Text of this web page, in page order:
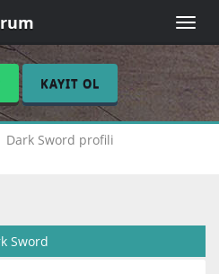
Toggle
KAYIT OL
Dark Sword profili
Sword